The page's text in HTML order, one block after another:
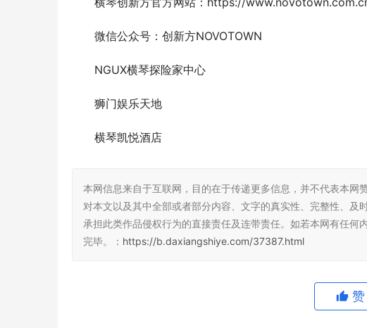
微信公众号：创新方NOVOTOWN
NGUX横琴探险家中心
狮门娱乐天地
横琴凯悦酒店
本网信息来自于互联网，目的在于传递更多信息，并不代表本网
对本文以及其中全部或者部分内容、文字的真实性、完整性、
承担此类作品侵权行为的直接责任及连带责任。如若本网有任
完毕。： https://b.daxiangshiye.com/37387.html
赞